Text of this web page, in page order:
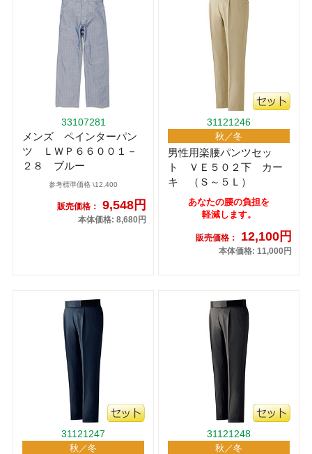
33107281
メンズ ペインターパン
ツ ＬＷＰ６６００１－
２８ ブルー
参考標準価格 \12,400
販売価格： 9,548円
本体価格: 8,680円
31121246
秋／冬
男性用楽腰パンツセッ
ト ＶＥ５０２下 カー
キ （Ｓ～５Ｌ）
あなたの腰の負担を
軽減します。
販売価格： 12,100円
本体価格: 11,000円
31121247
秋／冬
31121248
秋／冬